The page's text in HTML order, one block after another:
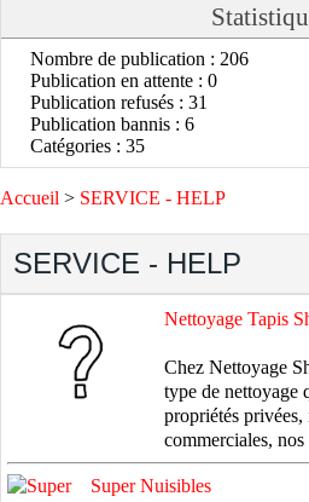
Nombre de publication : 206
Publication en attente : 0
Publication refusés : 31
Publication bannis : 6
Catégories : 35
Accueil > SERVICE - HELP
SERVICE - HELP
Nettoyage Tapis
Chez Nettoyage
type de nettoyage
propriétés
commerciales,
Super Nuisibles